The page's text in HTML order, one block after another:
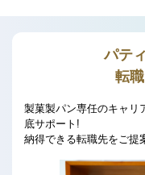
パテ
転
製菓製パン専任のキャリ
底サポート!
納得できる転職先をご提